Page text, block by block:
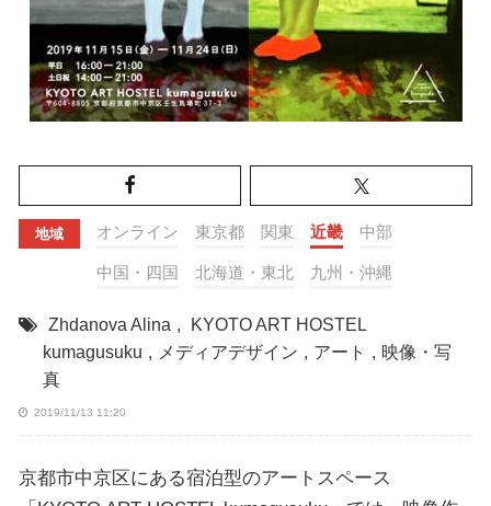
地域 オンライン 東京都 関東 近畿 中部
中国・四国 北海道・東北 九州・沖縄
Zhdanova Alina ,
KYOTO ART HOSTEL
kumagusuku , メディアデザイン , アート , 映像・写
真
2019/11/13 11:20
京都市中京区にある宿泊型のアートスペース